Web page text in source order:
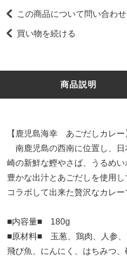
この商品について問い合わ
買い物を続ける
商品説明
【鹿児島海幸 あごだしカレー
南鹿児島の西南に位置し、日
崎の新鮮な鰹やさば、うるめ
豊かな出汁とあごだしを使用
コラボして出来た贅沢なカレー
■内容量■ 180g
■原材料■ 玉葱、鶏肉、人参、
飛び魚、にんにく、はちみつ